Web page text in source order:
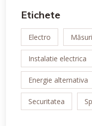
Etichete
Electro
Instalatie electrica
Energie alternativa
Securitatea